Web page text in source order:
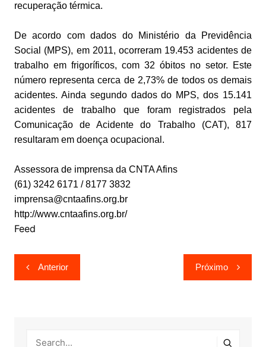
recuperação térmica.
De acordo com dados do Ministério da Previdência
Social (MPS), em 2011, ocorreram 19.453 acidentes de
trabalho em frigoríficos, com 32 óbitos no setor. Este
número representa cerca de 2,73% de todos os demais
acidentes. Ainda segundo dados do MPS, dos 15.141
acidentes de trabalho que foram registrados pela
Comunicação de Acidente do Trabalho (CAT), 817
resultaram em doença ocupacional.
Assessora de imprensa da CNTA Afins
(61) 3242 6171 / 8177 3832
imprensa@cntaafins.org.br
http://www.cntaafins.org.br/
Feed
Navegação
de
Anterior Próximo